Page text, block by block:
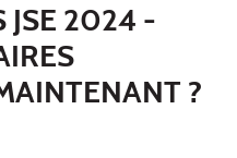
JSE 2024 -
?